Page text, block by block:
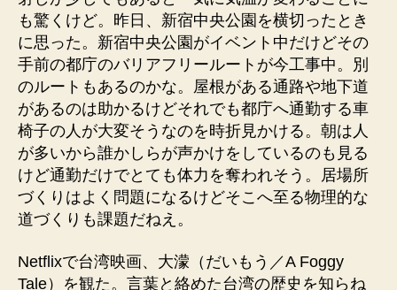
も驚くけど。昨日、新宿中央公園を横切ったとき
に思った。新宿中央公園がイベント中だけどその
手前の都庁のバリアフリールートが今工事中。別
のルートもあるのかな。屋根がある通路や地下道
があるのは助かるけどそれでも都庁へ通勤する車
椅子の人が大変そうなのを時折見かける。朝は人
が多いから誰かしらが声かけをしているのも見る
けど通勤だけでとても体力を奪われそう。居場所
づくりはよく問題になるけどそこへ至る物理的な
道づくりも課題だねえ。
Netflixで台湾映画、大濛（だいもう／A Foggy
Tale）を観た。言葉と絡めた台湾の歴史を知らね